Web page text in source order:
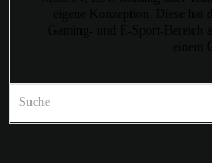
Suche